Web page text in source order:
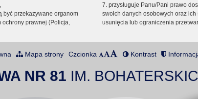
być przekazywane organom
ochrony prawnej (Policja,
7. przysługuje Panu/Pani prawo
swoich danych osobowych oraz ich
usunięcia lub ograniczenia
Mapa strony Czcionka Kontrast
NR 81 IM.